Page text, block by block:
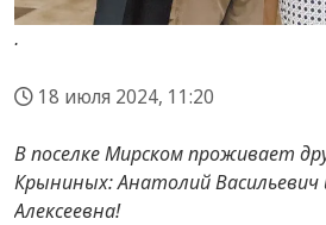
.
18 июля 2024, 11:20
В поселке Мирском проживает
Крыниных: Анатолий
Алексеевна!